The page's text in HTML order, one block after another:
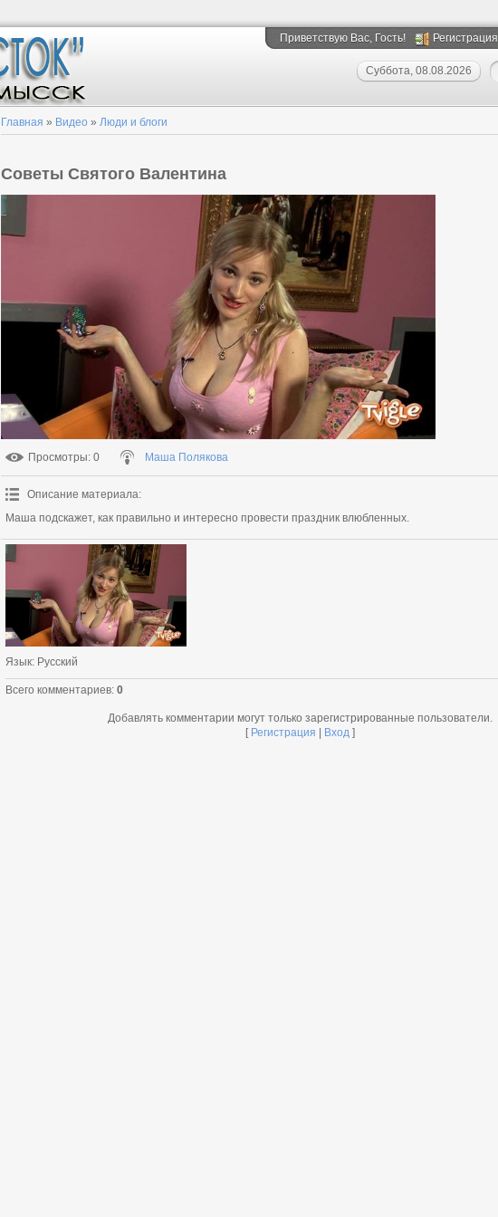
Приветствую Вас, Гость! Регистрация
Суббота, 08.08.2026
Главная » Видео » Люди и блоги
Советы Святого Валентина
Просмотры: 0 Маша Полякова
Описание материала:
Маша подскажет, как правильно и интересно провести праздник влюбленных.
Язык: Русский
Всего комментариев: 0
Добавлять комментарии могут только зарегистрированные пользователи.
[ Регистрация | Вход ]